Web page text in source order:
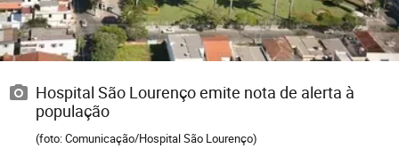
Hospital São Lourenço emite nota de alerta à
população
(foto: Comunicação/Hospital São Lourenço)